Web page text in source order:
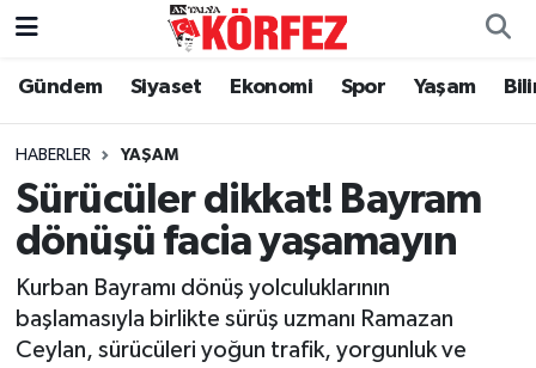
Gündem Siyaset Ekonomi Spor Yaşam
HABERLER YAŞAM
Sürücüler dikkat! Bayram
dönüşü facia yaşamayın
Kurban Bayramı dönüş yolculuklarının
başlamasıyla birlikte sürüş uzmanı Ramazan
Ceylan, sürücüleri yoğun trafik, yorgunluk ve
Gündem
Siyaset
Yerel Yönetim
Nöbetçi Eczaneler
Hava Durumu
Trafik Durumu
Tüm Manşetler